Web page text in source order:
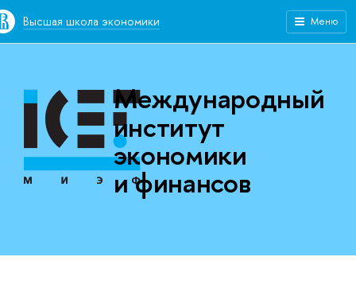
Высшая школа экономики Меню
Международный
институт
экономики
и финансов